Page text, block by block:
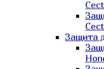
Защита